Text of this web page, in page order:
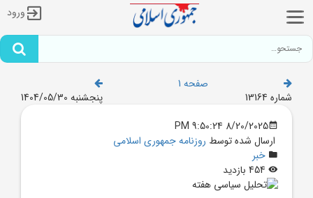
ورود
صفحه 1
شماره 13164
پنجشنبه 1404/05/30
8/20/2025 9:50:24 PM
ارسال شده توسط روزنامه جمهوری اسلامی
خبر